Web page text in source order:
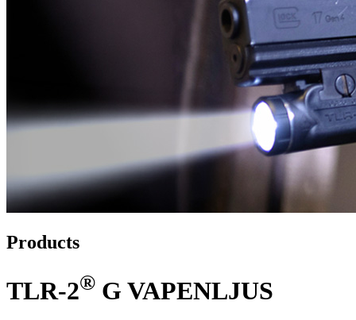
Products
TLR-2® G VAPENLJUS